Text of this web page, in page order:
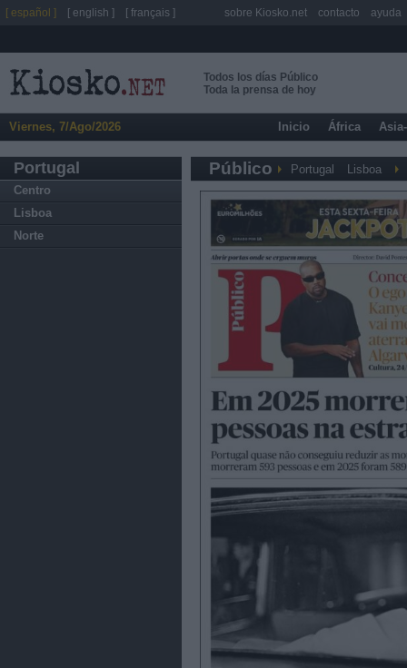
Todos los días Público
Toda la prensa de hoy
Viernes, 7/Ago/2026 Inicio África
Portugal
Centro
Lisboa
Norte
Público Portugal Lisboa
[ español ] [ english ] [ français ] sobre Kiosko.net contacto ayuda